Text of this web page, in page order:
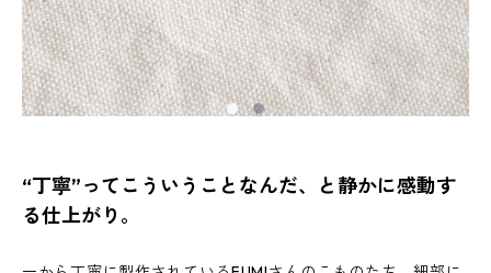
“丁寧”ってこういうことなんだ、と静かに感動す
る仕上がり。